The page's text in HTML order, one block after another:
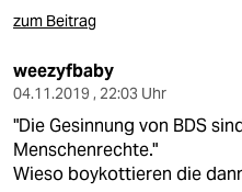
zum Beitrag
weezyfbaby
04.11.2019 , 22:03 Uhr
"Die Gesinnung von BDS
Menschenrechte."
Wieso boykottieren die